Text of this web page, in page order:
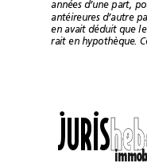
JURISh
he
eb
b
••